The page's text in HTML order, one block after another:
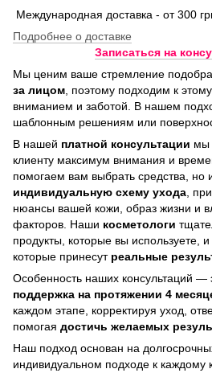
Международная доставка - от 300
Подробнее о доставке
Записаться на
Мы ценим ваше стремление
за лицом , поэтому подходим к
вниманием и заботой. В нашем
шаблонным решениям или
В нашей платной консультации мы
клиенту максимум внимания и
помогаем вам выбрать средства, но
индивидуальную схему ухода ,
нюансы вашей кожи, образ жизни и
факторов. Наши косметологи
продукты, которые вы используете,
которые принесут реальные
Особенность наших консультаций —
поддержка на протяжении 4
каждом этапе, корректируя уход,
помогая достичь желаемых
Наш подход основан на
индивидуальном подходе к каждому